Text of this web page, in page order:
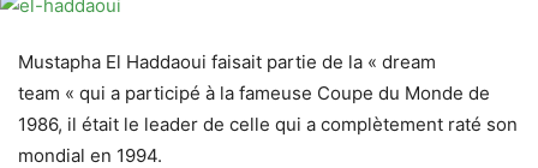
Mustapha El Haddaoui faisait partie de la « dream
team « qui a participé à la fameuse Coupe du Monde de
1986, il était le leader de celle qui a complètement raté son
mondial en 1994.